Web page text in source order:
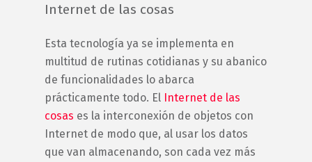
Internet de las cosas
Esta tecnología ya se implementa en
multitud de rutinas cotidianas y su abanico
de funcionalidades lo abarca
prácticamente todo. El Internet de las
cosas es la interconexión de objetos con
Internet de modo que, al usar los datos
que van almacenando, son cada vez más